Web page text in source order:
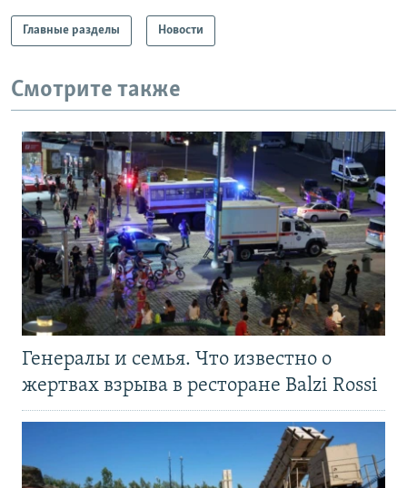
Главные разделы Новости
Смотрите также
Генералы и семья. Что известно о
жертвах взрыва в ресторане Balzi Rossi